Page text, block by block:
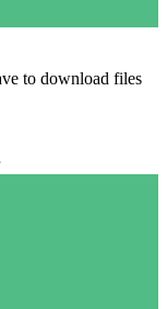
to download files